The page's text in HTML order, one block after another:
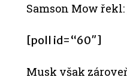
Samson Mow
[poll id=“60″]
Musk však